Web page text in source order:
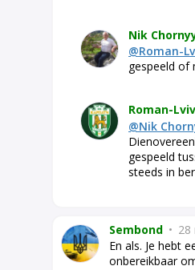
Nik
@Roman-
gespeeld of
Roman-Lviv
@Nik
gespeeld
steeds in
Sembond • 28
En als. Je hebt
onbereikbaar